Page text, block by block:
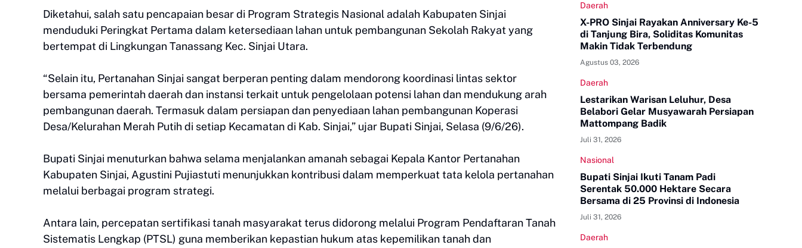
Diketahui, salah satu pencapaian besar di Program Strategis Nasional adalah Kabupaten Sinjai
menduduki Peringkat Pertama dalam ketersediaan lahan untuk pembangunan Sekolah Rakyat yang
bertempat di Lingkungan Tanassang Kec. Sinjai Utara.
“Selain itu, Pertanahan Sinjai sangat berperan penting dalam mendorong koordinasi lintas sektor
bersama pemerintah daerah dan instansi terkait untuk pengelolaan potensi lahan dan mendukung arah
pembangunan daerah. Termasuk dalam persiapan dan penyediaan lahan pembangunan Koperasi
Desa/Kelurahan Merah Putih di setiap Kecamatan di Kab. Sinjai,” ujar Bupati Sinjai, Selasa (9/6/26).
Bupati Sinjai menuturkan bahwa selama menjalankan amanah sebagai Kepala Kantor Pertanahan
Kabupaten Sinjai, Agustini Pujiastuti menunjukkan kontribusi dalam memperkuat tata kelola pertanahan
melalui berbagai program strategi.
Antara lain, percepatan sertifikasi tanah masyarakat terus didorong melalui Program Pendaftaran Tanah
Sistematis Lengkap (PTSL) guna memberikan kepastian hukum atas kepemilikan tanah dan
Daerah
X-PRO Sinjai Rayakan Anniversary Ke-5
di Tanjung Bira, Soliditas Komunitas
Makin Tidak Terbendung
Agustus 03, 2026
Daerah
Lestarikan Warisan Leluhur, Desa
Belabori Gelar Musyawarah Persiapan
Mattompang Badik
Juli 31, 2026
Nasional
Bupati Sinjai Ikuti Tanam Padi
Serentak 50.000 Hektare Secara
Bersama di 25 Provinsi di Indonesia
Juli 31, 2026
Daerah